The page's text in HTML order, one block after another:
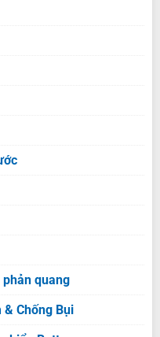
quang
& Chống Bụi